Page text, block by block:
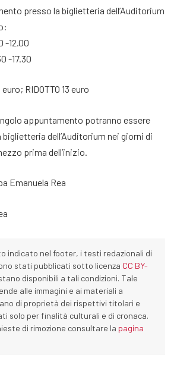
presso la biglietteria dell’Auditorium
-12.00
-17.30
RIDOTTO 13 euro
appuntamento potranno essere
dell’Auditorium nei giorni di
prima dell’inizio.
Emanuela Rea
indicato nel footer, i testi redazionali di
stati pubblicati sotto licenza CC BY-
disponibili a tali condizioni. Tale
alle immagini e ai materiali a
di proprietà dei rispettivi titolari e
solo per finalità culturali e di cronaca.
di rimozione consultare la pagina